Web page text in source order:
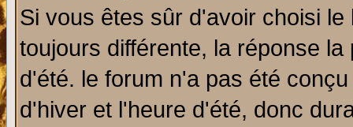
Si vous êtes sûr d'avoir choisi
toujours différente, la réponse
d'été. le forum n'a pas été
d'hiver et l'heure d'été, donc